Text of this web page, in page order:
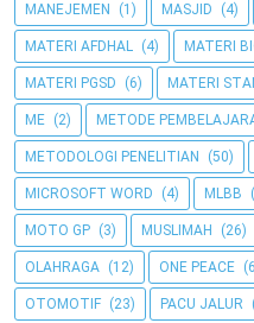
MANEJEMEN (1) MASJID (4)
MATERI AFDHAL (4) MATERI
MATERI PGSD (6) MATERI
ME (2) METODE
METODOLOGI PENELITIAN (50)
MICROSOFT WORD (4) MLBB
MOTO GP (3) MUSLIMAH (26)
OLAHRAGA (12) ONE PEACE
OTOMOTIF (23) PACU JALUR